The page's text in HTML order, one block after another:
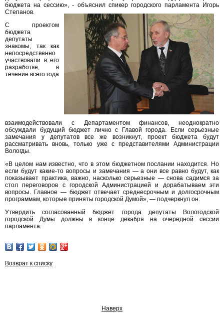
бюджета на сессию», - объяснил спикер городского парламента Игорь
Степанов.
С проектом
бюджета
депутаты
знакомы, так как
непосредственно
участвовали в его
разработке, в
течение всего года
взаимодействовали с Департаментом финансов, неоднократно
обсуждали будущий бюджет лично с Главой города. Если серьезные
замечания у депутатов все же возникнут, проект бюджета будут
рассматривать вновь, только уже с представителями Администрации
Вологды.
«В целом нам известно, что в этом бюджетном послании находится. Но
если будут какие-то вопросы и замечания — а они все равно будут, как
показывает практика, важно, насколько серьезные — снова садимся за
стол переговоров с городской Администрацией и дорабатываем эти
вопросы. Главное — бюджет отвечает среднесрочным и долгосрочным
программам, которые приняты городской Думой», — подчеркнул он.
Утвердить согласованный бюджет города депутаты Вологодской
городской Думы должны в конце декабря на очередной сессии
парламента.
Возврат к списку
Наверх